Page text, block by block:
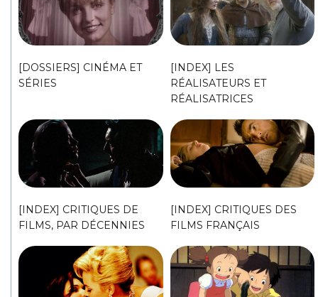
[DOSSIERS] CINÉMA ET
SÉRIES
[INDEX] LES
RÉALISATEURS ET
RÉALISATRICES
[INDEX] CRITIQUES DE
FILMS, PAR DÉCENNIES
[INDEX] CRITIQUES DES
FILMS FRANÇAIS